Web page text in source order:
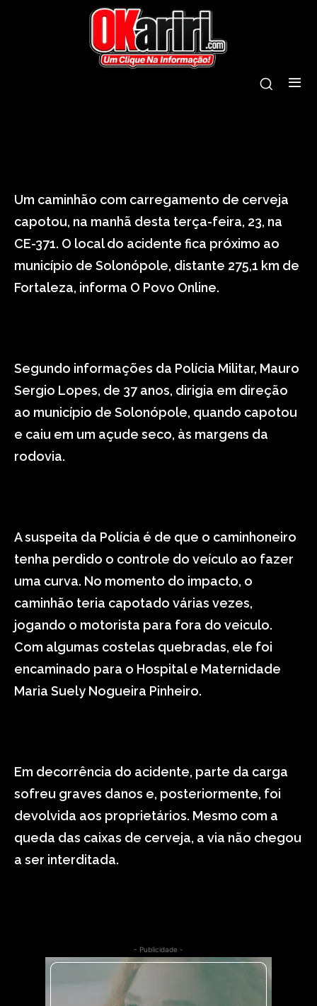
caminhão
solonópole
Um caminhão com carregamento de cerveja
capotou, na manhã desta terça-feira, 23, na
CE-371. O local do acidente fica próximo ao
município de Solonópole, distante 275,1 km de
Fortaleza, informa O Povo Online.
Segundo informações da Polícia Militar, Mauro
Sergio Lopes, de 37 anos, dirigia em direção
ao município de Solonópole, quando capotou
e caiu em um açude seco, às margens da
rodovia.
A suspeita da Polícia é de que o caminhoneiro
tenha perdido o controle do veículo ao fazer
uma curva. No momento do impacto, o
caminhão teria capotado várias vezes,
jogando o motorista para fora do veiculo.
Com algumas costelas quebradas, ele foi
encaminado para o Hospital e Maternidade
Maria Suely Nogueira Pinheiro.
Em decorrência do acidente, parte da carga
sofreu graves danos e, posteriormente, foi
devolvida aos proprietários. Mesmo com a
queda das caixas de cerveja, a via não chegou
a ser interditada.
- Publicidade -